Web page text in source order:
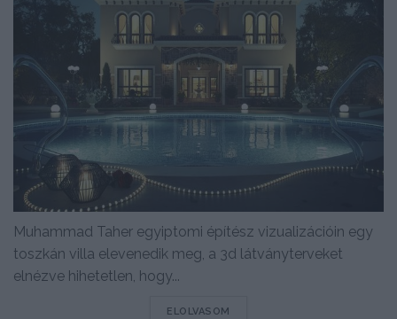
Muhammad Taher egyiptomi építész vizualizációin egy
toszkán villa elevenedik meg, a 3d látványterveket
elnézve hihetetlen, hogy...
ELOLVASOM